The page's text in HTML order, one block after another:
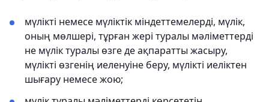
мүлікті немесе мүліктік міндеттемелерді, мүлік,
оның мөлшері, тұрған жері туралы мәліметтерді
не мүлік туралы өзге де ақпаратты жасыру,
мүлікті өзгенің иеленуіне беру, мүлікті иеліктен
шығару немесе жою;